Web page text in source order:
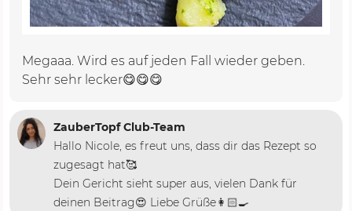
Megaaa. Wird es auf jeden Fall wieder geben.
Sehr sehr lecker😋😋😋
ZauberTopf Club-Team
Hallo Nicole, es freut uns, dass dir das Rezept so
zugesagt hat🥰
Dein Gericht sieht super aus, vielen Dank für
deinen Beitrag😍 Liebe Grüße👩🏻‍🍳